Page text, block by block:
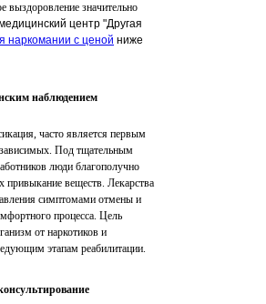
выздоровление значительно
центр "Другая
наркомании с ценой ниже
наблюдением
часто является первым
Под тщательным
люди благополучно
веществ. Лекарства
симптомами отмены и
процесса. Цель
от наркотиков и
этапам реабилитации.